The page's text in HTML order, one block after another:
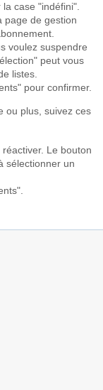
case "indéfini".
page de gestion
voulez suspendre
peut vous
listes.
pour confirmer.
ou plus, suivez ces
Le bouton
sélectionner un